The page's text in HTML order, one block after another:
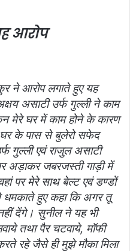
आरोप
ने आरोप लगाते हुए यह
असाटी उर्फ गुल्ली ने काम
मेरे घर में काम होने के कारण
घर के पास से बुलेरो सफेद
गुल्ली एवं राजुल असाटी
अड़ाकर जबरजस्ती गाड़ी में
पर मेरे साथ बेल्ट एवं डण्डों
धमकाते हुए कहा कि अगर तू
देंगे। सुनील ने यह भी
तथा पैर चटवाये, मॉफी
रहे जैसे ही मुझे मौका मिला